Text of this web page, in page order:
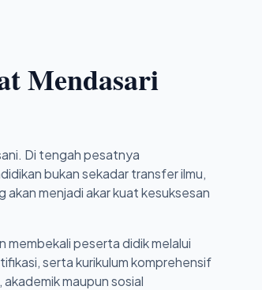
Mendasari
Di tengah pesatnya
bukan sekadar transfer ilmu,
akan menjadi akar kuat kesuksesan
membekali peserta didik melalui
serta kurikulum komprehensif
maupun sosial